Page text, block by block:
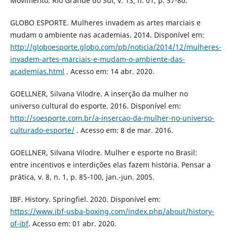
GLOBO ESPORTE. Mulheres invadem as artes marciais e
mudam o ambiente nas academias. 2014. Disponível em:
http://globoesporte.globo.com/pb/noticia/2014/12/mulheres-
invadem-artes-marciais-e-mudam-o-ambiente-das-
academias.html . Acesso em: 14 abr. 2020.
GOELLNER, Silvana Vilodre. A inserção da mulher no
universo cultural do esporte. 2016. Disponível em:
http://soesporte.com.br/a-insercao-da-mulher-no-universo-
culturado-esporte/. Acesso em: 8 de mar. 2016.
GOELLNER, Silvana Vilodre. Mulher e esporte no Brasil:
entre incentivos e interdições elas fazem história. Pensar a
prática, v. 8, n. 1, p. 85-100, jan.-jun. 2005.
IBF. History. Springfiel. 2020. Disponível em:
https://www.ibf-usba-boxing.com/index.php/about/history-
of-ibf. Acesso em: 01 abr. 2020.